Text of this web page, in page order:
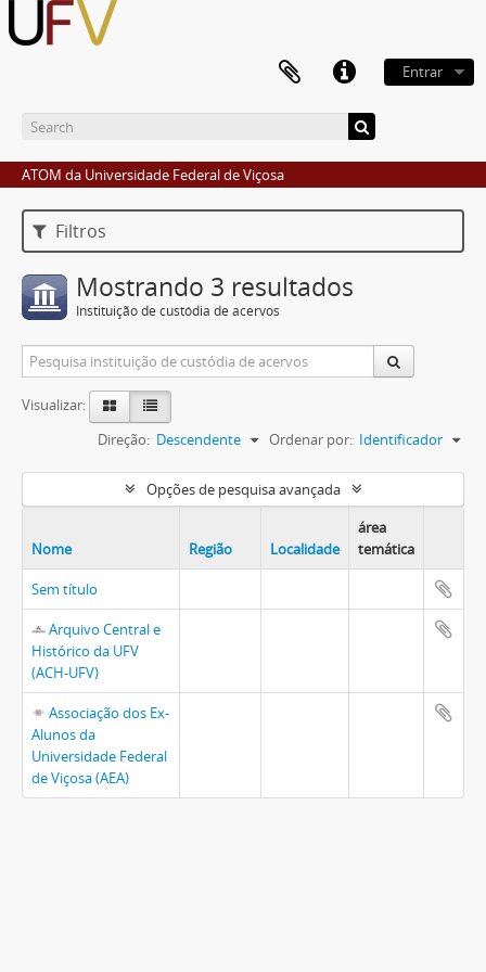
Entrar
ATOM da Universidade Federal de Viçosa
Filtros
Mostrando 3 resultados
Instituição de custódia de acervos
Visualizar:
Ordenar por: Identificador
Direção: Descendente
Opções de pesquisa avançada
Nome Região Localidade
área
temática
Sem título
Arquivo Central e
Histórico da UFV
(ACH-UFV)
Associação dos Ex-
Alunos da
Universidade Federal
de Viçosa (AEA)